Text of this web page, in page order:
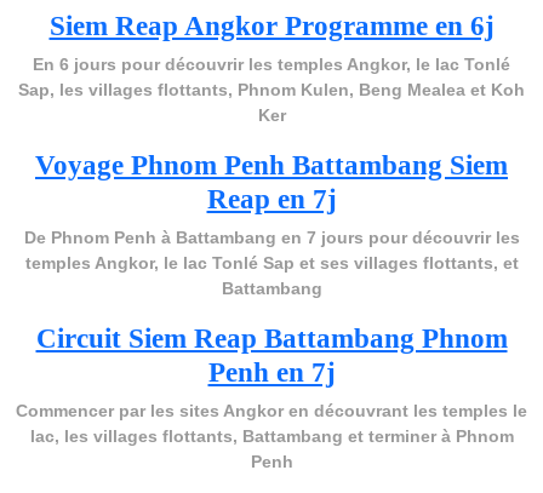
Siem Reap Angkor Programme en 6j
En 6 jours pour découvrir les temples Angkor, le lac Tonlé
Sap, les villages flottants, Phnom Kulen, Beng Mealea et Koh
Ker
Voyage Phnom Penh Battambang Siem
Reap en 7j
De Phnom Penh à Battambang en 7 jours pour découvrir les
temples Angkor, le lac Tonlé Sap et ses villages flottants, et
Battambang
Circuit Siem Reap Battambang Phnom
Penh en 7j
Commencer par les sites Angkor en découvrant les temples le
lac, les villages flottants, Battambang et terminer à Phnom
Penh